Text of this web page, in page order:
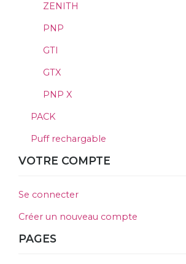
ZENITH
PNP
GTI
GTX
PNP X
PACK
Puff rechargable
VOTRE COMPTE
Se connecter
Créer un nouveau compte
PAGES